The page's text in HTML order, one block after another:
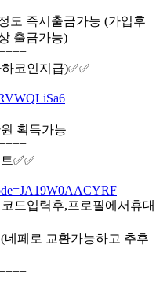
도 즉시출금가능 (가입후
출금가능)
코인지급)✅✅
획득가능
✅✅
드입력후,프로필에서휴대
네페로 교환가능하고 추후